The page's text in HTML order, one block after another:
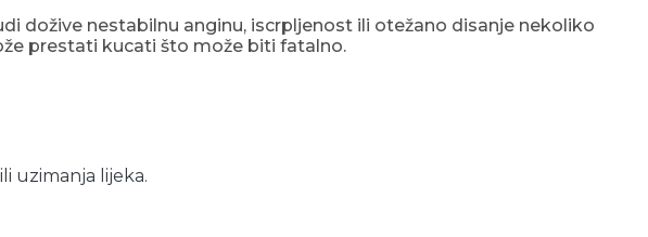
dožive nestabilnu anginu, iscrpljenost ili otežano disanje nekoliko
prestati kucati što može biti fatalno.
uzimanja lijeka.